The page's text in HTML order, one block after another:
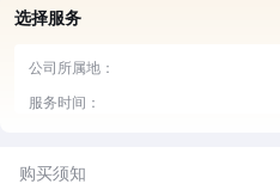
选择服务
公司所属地：
服务时间：
购买须知